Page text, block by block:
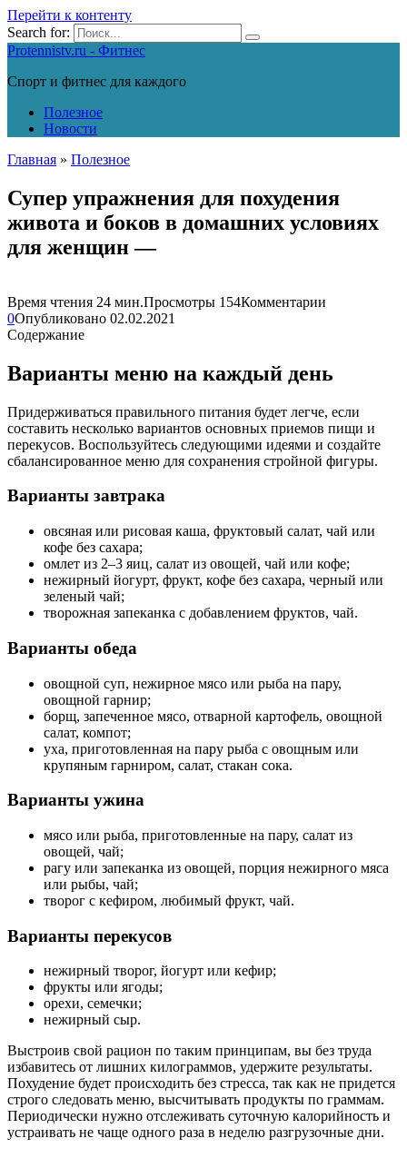
Перейти к контенту
Search for:
Protennistv.ru - Фитнес
Спорт и фитнес для каждого
Полезное
Новости
Главная » Полезное
Супер упражнения для похудения
живота и боков в домашних условиях
для женщин —
Время чтения 24 мин.Просмотры 154Комментарии
0Опубликовано 02.02.2021
Содержание
Варианты меню на каждый день
Придерживаться правильного питания будет легче, если
составить несколько вариантов основных приемов пищи и
перекусов. Воспользуйтесь следующими идеями и создайте
сбалансированное меню для сохранения стройной фигуры.
Варианты завтрака
овсяная или рисовая каша, фруктовый салат, чай или
кофе без сахара;
омлет из 2–3 яиц, салат из овощей, чай или кофе;
нежирный йогурт, фрукт, кофе без сахара, черный или
зеленый чай;
творожная запеканка с добавлением фруктов, чай.
Варианты обеда
овощной суп, нежирное мясо или рыба на пару,
овощной гарнир;
борщ, запеченное мясо, отварной картофель, овощной
салат, компот;
уха, приготовленная на пару рыба с овощным или
крупяным гарниром, салат, стакан сока.
Варианты ужина
мясо или рыба, приготовленные на пару, салат из
овощей, чай;
рагу или запеканка из овощей, порция нежирного мяса
или рыбы, чай;
творог с кефиром, любимый фрукт, чай.
Варианты перекусов
нежирный творог, йогурт или кефир;
фрукты или ягоды;
орехи, семечки;
нежирный сыр.
Выстроив свой рацион по таким принципам, вы без труда
избавитесь от лишних килограммов, удержите результаты.
Похудение будет происходить без стресса, так как не придется
строго следовать меню, высчитывать продукты по граммам.
Периодически нужно отслеживать суточную калорийность и
устраивать не чаще одного раза в неделю разгрузочные дни.